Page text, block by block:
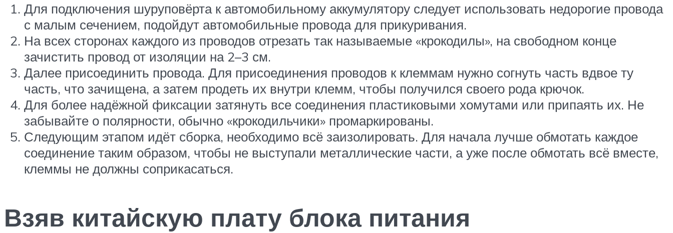
Для подключения шуруповёрта к автомобильному аккумулятору следует использовать недорогие провода
с малым сечением, подойдут автомобильные провода для прикуривания.
На всех сторонах каждого из проводов отрезать так называемые «крокодилы», на свободном конце
зачистить провод от изоляции на 2–3 см.
Далее присоединить провода. Для присоединения проводов к клеммам нужно согнуть часть вдвое ту
часть, что зачищена, а затем продеть их внутри клемм, чтобы получился своего рода крючок.
Для более надёжной фиксации затянуть все соединения пластиковыми хомутами или припаять их. Не
забывайте о полярности, обычно «крокодильчики» промаркированы.
Следующим этапом идёт сборка, необходимо всё заизолировать. Для начала лучше обмотать каждое
соединение таким образом, чтобы не выступали металлические части, а уже после обмотать всё вместе,
клеммы не должны соприкасаться.
Взяв китайскую плату блока питания